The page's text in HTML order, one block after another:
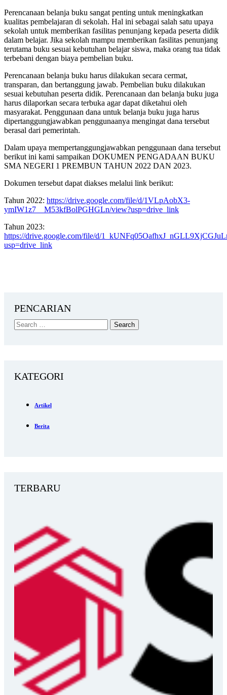
Perencanaan belanja buku sangat penting untuk meningkatkan
kualitas pembelajaran di sekolah. Hal ini sebagai salah satu upaya
sekolah untuk memberikan fasilitas penunjang kepada peserta didik
dalam belajar. Jika sekolah mampu memberikan fasilitas penunjang
terutama buku sesuai kebutuhan belajar siswa, maka orang tua tidak
terbebani dengan biaya pembelian buku.
Perencanaan belanja buku harus dilakukan secara cermat,
transparan, dan bertanggung jawab. Pembelian buku dilakukan
sesuai kebutuhan peserta didik. Perencanaan dan belanja buku juga
harus dilaporkan secara terbuka agar dapat diketahui oleh
masyarakat. Penggunaan dana untuk belanja buku juga harus
dipertanggungjawabkan penggunaanya mengingat dana tersebut
berasal dari pemerintah.
Dalam upaya mempertanggungjawabkan penggunaan dana tersebut
berikut ini kami sampaikan DOKUMEN PENGADAAN BUKU
SMA NEGERI 1 PREMBUN TAHUN 2022 DAN 2023.
Dokumen tersebut dapat diakses melalui link berikut:
Tahun 2022: https://drive.google.com/file/d/1VLpAobX3-
ymIW1z7__M53kfBolPGHGLn/view?usp=drive_link
Tahun 2023:
https://drive.google.com/file/d/
usp=drive_link
PENCARIAN
KATEGORI
Artikel
Berita
TERBARU